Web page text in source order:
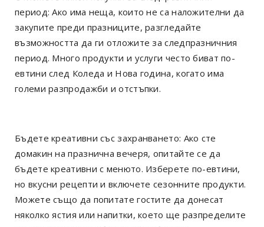
период: Ако има неща, които не са наложителни да
закупите преди празниците, разгледайте
възможността да ги отложите за следпразничния
период. Много продукти и услуги често биват по-
евтини след Коледа и Нова година, когато има
големи разпродажби и отстъпки.
Бъдете креативни със захранването: Ако сте
домакин на празнична вечеря, опитайте се да
бъдете креативни с менюто. Изберете по-евтини,
но вкусни рецепти и включете сезонните продукти.
Можете също да попитате гостите да донесат
няколко ястия или напитки, което ще разпределите